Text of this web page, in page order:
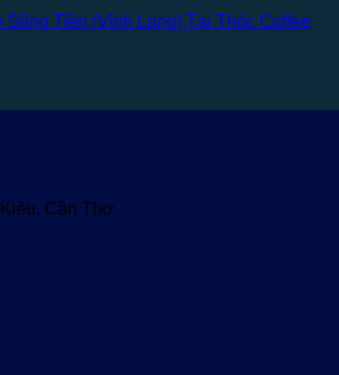
Sông Tiền (Vĩnh Long) Tại Thóc Coffee
Cần Thơ